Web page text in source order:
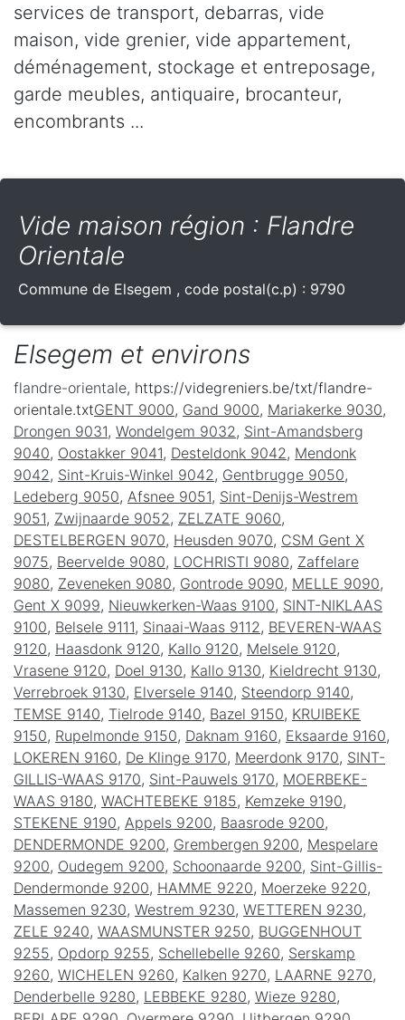
services de transport, debarras, vide
maison, vide grenier, vide appartement,
déménagement, stockage et entreposage,
garde meubles, antiquaire, brocanteur,
encombrants ...
Vide maison région : Flandre
Orientale
Commune de Elsegem , code postal(c.p) : 9790
Elsegem et environs
flandre-orientale, https://videgreniers.be/txt/flandre-
orientale.txtGENT 9000, Gand 9000, Mariakerke 9030,
Drongen 9031, Wondelgem 9032 , Sint-Amandsberg
9040, Oostakker 9041, Desteldonk 9042 , Mendonk
9042 , Sint-Kruis-Winkel 9042 , Gentbrugge 9050,
Ledeberg 9050, Afsnee 9051, Sint-Denijs-Westrem
9051, Zwijnaarde 9052 , ZELZATE 9060,
DESTELBERGEN 9070, Heusden 9070, CSM Gent X
9075, Beervelde 9080, LOCHRISTI 9080, Zaffelare
9080, Zeveneken 9080, Gontrode 9090, MELLE 9090,
Gent X 9099, Nieuwkerken-Waas 9100, SINT-NIKLAAS
9100, Belsele 9111, Sinaai-Waas 9112 , BEVEREN-WAAS
9120, Haasdonk 9120, Kallo 9120, Melsele 9120,
Vrasene 9120, Doel 9130, Kallo 9130, Kieldrecht 9130,
Verrebroek 9130, Elversele 9140, Steendorp 9140,
TEMSE 9140, Tielrode 9140, Bazel 9150, KRUIBEKE
9150, Rupelmonde 9150, Daknam 9160, Eksaarde 9160,
LOKEREN 9160, De Klinge 9170, Meerdonk 9170, SINT-
GILLIS-WAAS 9170, Sint-Pauwels 9170, MOERBEKE-
WAAS 9180, WACHTEBEKE 9185, Kemzeke 9190,
STEKENE 9190, Appels 9200, Baasrode 9200,
DENDERMONDE 9200, Grembergen 9200, Mespelare
9200, Oudegem 9200, Schoonaarde 9200, Sint-Gillis-
Dendermonde 9200, HAMME 9220, Moerzeke 9220,
Massemen 9230, Westrem 9230, WETTEREN 9230,
ZELE 9240, WAASMUNSTER 9250, BUGGENHOUT
9255, Opdorp 9255, Schellebelle 9260, Serskamp
9260, WICHELEN 9260, Kalken 9270, LAARNE 9270,
Denderbelle 9280, LEBBEKE 9280, Wieze 9280,